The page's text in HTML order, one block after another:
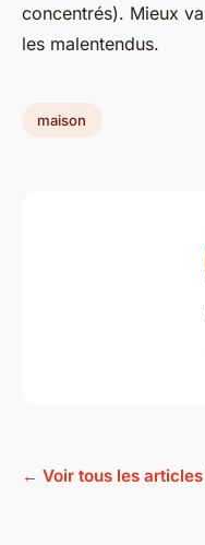
concentrés). Mieux
les malentendus.
maison
← Voir tous les